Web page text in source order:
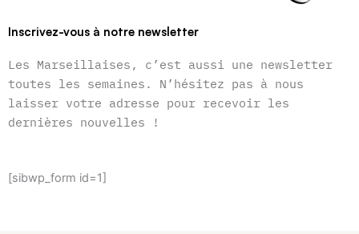
Inscrivez-vous à notre newsletter
Les Marseillaises, c’est aussi une newsletter
toutes les semaines. N’hésitez pas à nous
laisser votre adresse pour recevoir les
dernières nouvelles !
[sibwp_form id=1]